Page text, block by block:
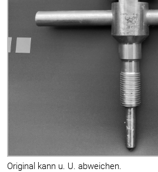
Original kann u. U. abweichen.